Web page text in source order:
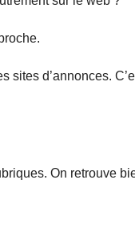
sites d’annonces.
On retrouve